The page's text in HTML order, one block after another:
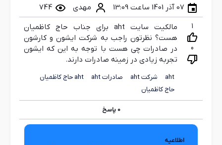
07 آذر 1401 ساعت 13:09 مهدی 744
1
0
مالکیت سایت aht برای جناب حاج کاظمیان
هست؟ نظرتون راجب به شرکت ایشون و کارشون
در صادرات چی هست با توجه به این که ایشون
تجربه زیادی در زمینه صادرات دارند.
aht شرکت aht صادرات aht
aht حاج کاظمیان
حاج کاظمیان
0پاسخ
اطلاعیه